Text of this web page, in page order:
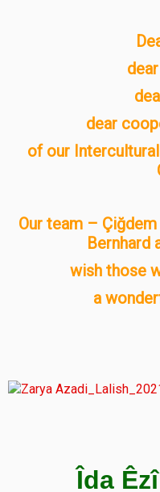
dear
of our
Our team – Çiğdem
Bernhard
wish those
a
Îda